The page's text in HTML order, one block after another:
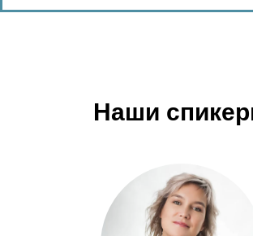
Наши